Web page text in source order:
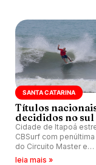
SANTA CATARINA
Títulos
decididos no sul
Cidade de Itapoá
CBSurf com
do Circuito Master e
Navegantes é palco
leia mais »